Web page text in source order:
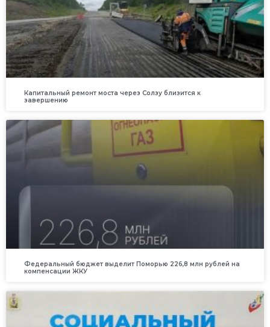
Капитальный ремонт моста через Солзу близится к
завершению
Федеральный бюджет выделит Поморью 226,8 млн рублей на
компенсации ЖКУ